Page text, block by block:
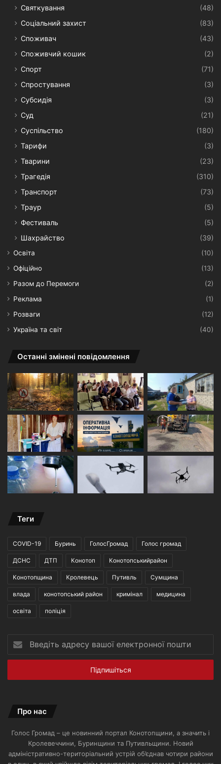
Святкування
(48)
Соціальний захист
(83)
Споживач
(43)
Споживчий кошик
(2)
Спорт
(71)
Спростування
(3)
Субсидія
(3)
Суд
(21)
Суспільство
(180)
Тарифи
(3)
Тварини
(23)
Трагедія
(310)
Транспорт
(73)
Траур
(5)
Фестиваль
(5)
Шахрайство
(39)
Освіта
(10)
Офіційно
(13)
Разом до Перемоги
(2)
Реклама
(1)
Розваги
(12)
Україна та світ
(40)
Останні змінені повідомлення
Теги
COVID-19 Буринь ГолосГромад Голос громад
ДСНС ДТП Конотоп Конотопськийрайон
Конотопщина Кролевець Путивль Сумщина
влада конотопський район кримінал медицина
освіта поліція
адресу
вашої
пошти
Про нас
Голос Громад – це новинний портал Конотопщини, а значить і
Кролевеччини, Буринщини та Путивльщини. Новий
адміністративно-територіальний устрій об’єднав чотири райони